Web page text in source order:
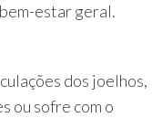
estar geral.
dos joelhos,
ou sofre com o